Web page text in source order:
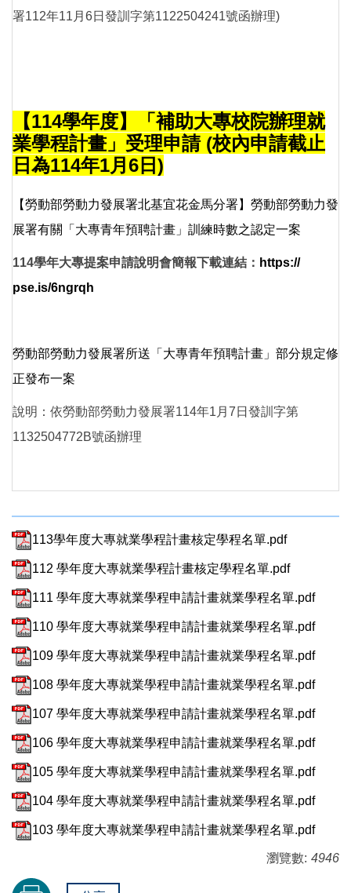
署112年11月6日發訓字第1122504241號函辦理)
【114學年度】
「補助大專校院辦理就
業學程計畫」受理申請 (校內申請截止
日為114年1月6日)
【勞動部勞動力發展署北基宜花金馬分署】勞動部勞動力發
展署有關「大專青年預聘計畫」訓練時數之認定一案
114學年大專提案申請說明會簡報下載連結 ： https://
pse.is/6ngrqh
勞動部勞動力發展署所送「大專青年預聘計畫」部分規定修
正發布一案
說明：依勞動部勞動力發展署114年1月7日發訓字第
1132504772B號函辦理
113學年度大專就業學程計畫核定學程名單.pdf
112 學年度大專就業學程計畫核定學程名單.pdf
111 學年度大專就業學程申請計畫就業學程名單.pdf
110 學年度大專就業學程申請計畫就業學程名單.pdf
109 學年度大專就業學程申請計畫就業學程名單.pdf
108 學年度大專就業學程申請計畫就業學程名單.pdf
107 學年度大專就業學程申請計畫就業學程名單.pdf
106 學年度大專就業學程申請計畫就業學程名單.pdf
105 學年度大專就業學程申請計畫就業學程名單.pdf
104 學年度大專就業學程申請計畫就業學程名單.pdf
103 學年度大專就業學程申請計畫就業學程名單.pdf
瀏覽數: 4946